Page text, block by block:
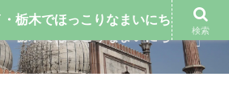
栃木でほっこりなまいにち
検索